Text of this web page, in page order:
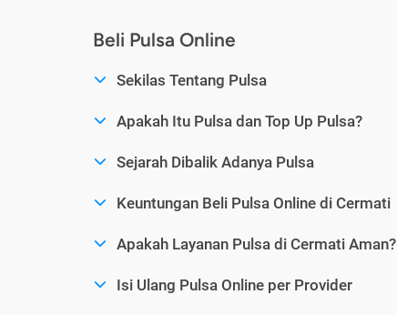
Beli Pulsa Online
Sekilas Tentang Pulsa
Apakah Itu Pulsa dan Top Up Pulsa?
Sejarah Dibalik Adanya Pulsa
Keuntungan Beli Pulsa Online di Cermati
Apakah Layanan Pulsa di Cermati Aman?
Isi Ulang Pulsa Online per Provider